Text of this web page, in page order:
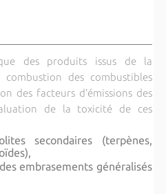
des produits issus de la
des combustibles
des facteurs d’émissions des
de la toxicité de ces
secondaires (terpènes,
embrasements généralisés